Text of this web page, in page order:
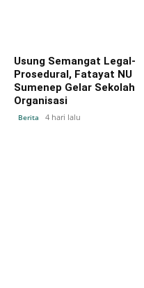
Usung Semangat Legal-
Prosedural, Fatayat NU
Sumenep Gelar Sekolah
Organisasi
Berita 4 hari lalu